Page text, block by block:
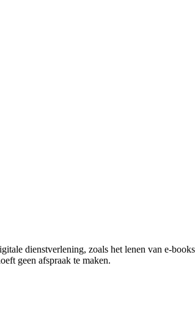
dienstverlening, zoals het lenen van e-
geen afspraak te maken.